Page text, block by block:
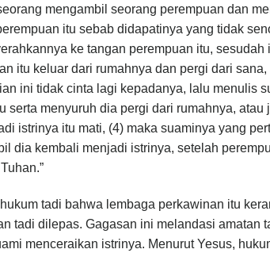
mengambil seorang perempuan dan
itu sebab didapatinya yang tidak
ke tangan perempuan itu,
itu keluar dari rumahnya dan pergi dari
ini tidak cinta lagi kepadanya, lalu menulis
serta menyuruh dia pergi dari rumahnya,
istrinya itu mati, (4) maka suaminya yang
dia kembali menjadi istrinya, setelah
tadi bahwa lembaga perkawinan itu
tadi dilepas. Gagasan ini melandasi amatan
menceraikan istrinya. Menurut Yesus,